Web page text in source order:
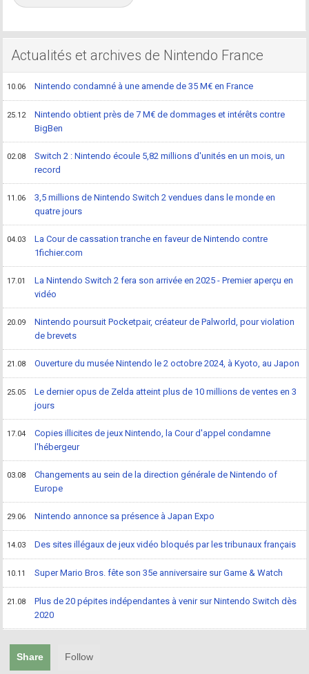
Actualités et archives de Nintendo France
10.06 Nintendo condamné à une amende de 35 M€ en France
25.12
Nintendo obtient près de 7 M€ de dommages et intérêts contre
BigBen
02.08
Switch 2 : Nintendo écoule 5,82 millions d'unités en un mois, un
record
11.06
3,5 millions de Nintendo Switch 2 vendues dans le monde en
quatre jours
04.03
La Cour de cassation tranche en faveur de Nintendo contre
1fichier.com
17.01
La Nintendo Switch 2 fera son arrivée en 2025 - Premier aperçu en
vidéo
20.09
Nintendo poursuit Pocketpair, créateur de Palworld, pour violation
de brevets
21.08 Ouverture du musée Nintendo le 2 octobre 2024, à Kyoto, au Japon
25.05
Le dernier opus de Zelda atteint plus de 10 millions de ventes en 3
jours
17.04
Copies illicites de jeux Nintendo, la Cour d'appel condamne
l'hébergeur
03.08
Changements au sein de la direction générale de Nintendo of
Europe
29.06 Nintendo annonce sa présence à Japan Expo
14.03 Des sites illégaux de jeux vidéo bloqués par les tribunaux français
10.11 Super Mario Bros. fête son 35e anniversaire sur Game & Watch
21.08
Plus de 20 pépites indépendantes à venir sur Nintendo Switch dès
2020
Share Follow